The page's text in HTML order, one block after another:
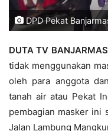
DPD Pekat
DUTA TV
tidak menggunakan
oleh para anggota
tanah air atau Pekat
pembagian masker ini
Jalan Lambung